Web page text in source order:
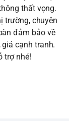
thất vọng.
trường, chuyên
đảm bảo về
cạnh tranh.
trợ nhé!